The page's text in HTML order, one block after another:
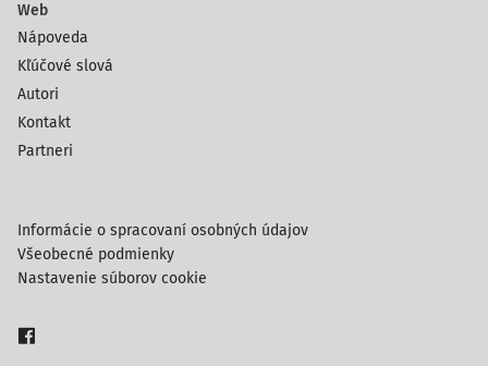
Web
Nápoveda
Kľúčové slová
Autori
Kontakt
Partneri
Informácie o spracovaní osobných údajov
Všeobecné podmienky
Nastavenie súborov cookie